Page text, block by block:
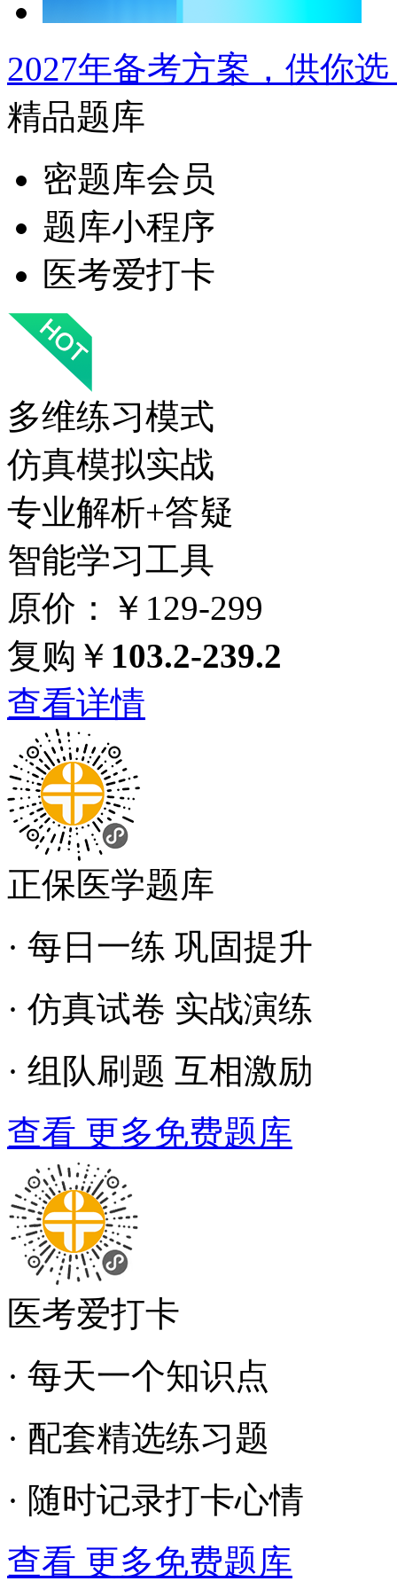
2027年备考方案，供你
精品题库
密题库会员
题库小程序
医考爱打卡
多维练习模式
仿真模拟实战
专业解析+答疑
智能学习工具
原价：￥129-299
复购￥ 103.2-239.2
查看详情
正保医学题库
· 每日一练 巩固提升
· 仿真试卷 实战演练
· 组队刷题 互相激励
查看 更多免费题库
医考爱打卡
· 每天一个知识点
· 配套精选练习题
· 随时记录打卡心情
查看 更多免费题库